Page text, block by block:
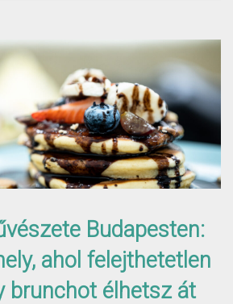
Budapesten:
ahol felejthetetlen
brunchot élhetsz át